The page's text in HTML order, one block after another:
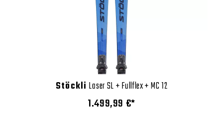
Stöckli Laser SL + Fullflex + MC 12
1.499,99 €*